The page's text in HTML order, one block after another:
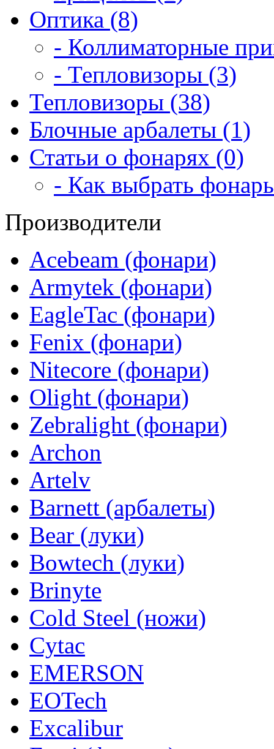
Оптика (8)
- Коллиматорные
- Тепловизоры (3)
Тепловизоры (38)
Блочные арбалеты (1)
Статьи о фонарях (0)
- Как выбрать
Производители
Acebeam (фонари)
Armytek (фонари)
EagleTac (фонари)
Fenix (фонари)
Nitecore (фонари)
Olight (фонари)
Zebralight (фонари)
Archon
Artelv
Barnett (арбалеты)
Bear (луки)
Bowtech (луки)
Brinyte
Cold Steel (ножи)
Cytac
EMERSON
EOTech
Excalibur